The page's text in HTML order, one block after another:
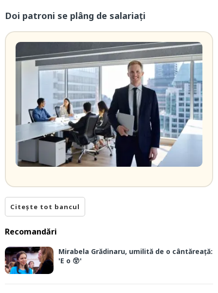
Doi patroni se plâng de salariați
Citește tot bancul
Recomandări
Mirabela Grădinaru, umilită de o cântăreață:
'E o 😲'